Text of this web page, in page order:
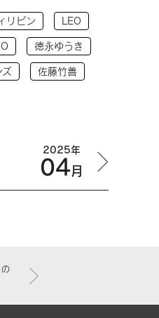
リピン LEO
徳永ゆうき
ズ 佐藤竹善
2025年
04月